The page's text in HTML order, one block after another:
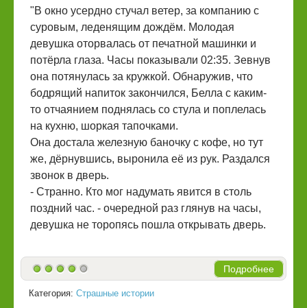
"В окно усердно стучал ветер, за компанию с
суровым, леденящим дождём. Молодая
девушка оторвалась от печатной машинки и
потёрла глаза. Часы показывали 02:35. Зевнув
она потянулась за кружкой. Обнаружив, что
бодрящий напиток закончился, Белла с каким-
то отчаянием поднялась со стула и поплелась
на кухню, шоркая тапочками.
Она достала железную баночку с кофе, но тут
же, дёрнувшись, выронила её из рук. Раздался
звонок в дверь.
- Странно. Кто мог надумать явится в столь
поздний час. - очередной раз глянув на часы,
девушка не торопясь пошла открывать дверь.
Подробнее
Категория: Страшные истории